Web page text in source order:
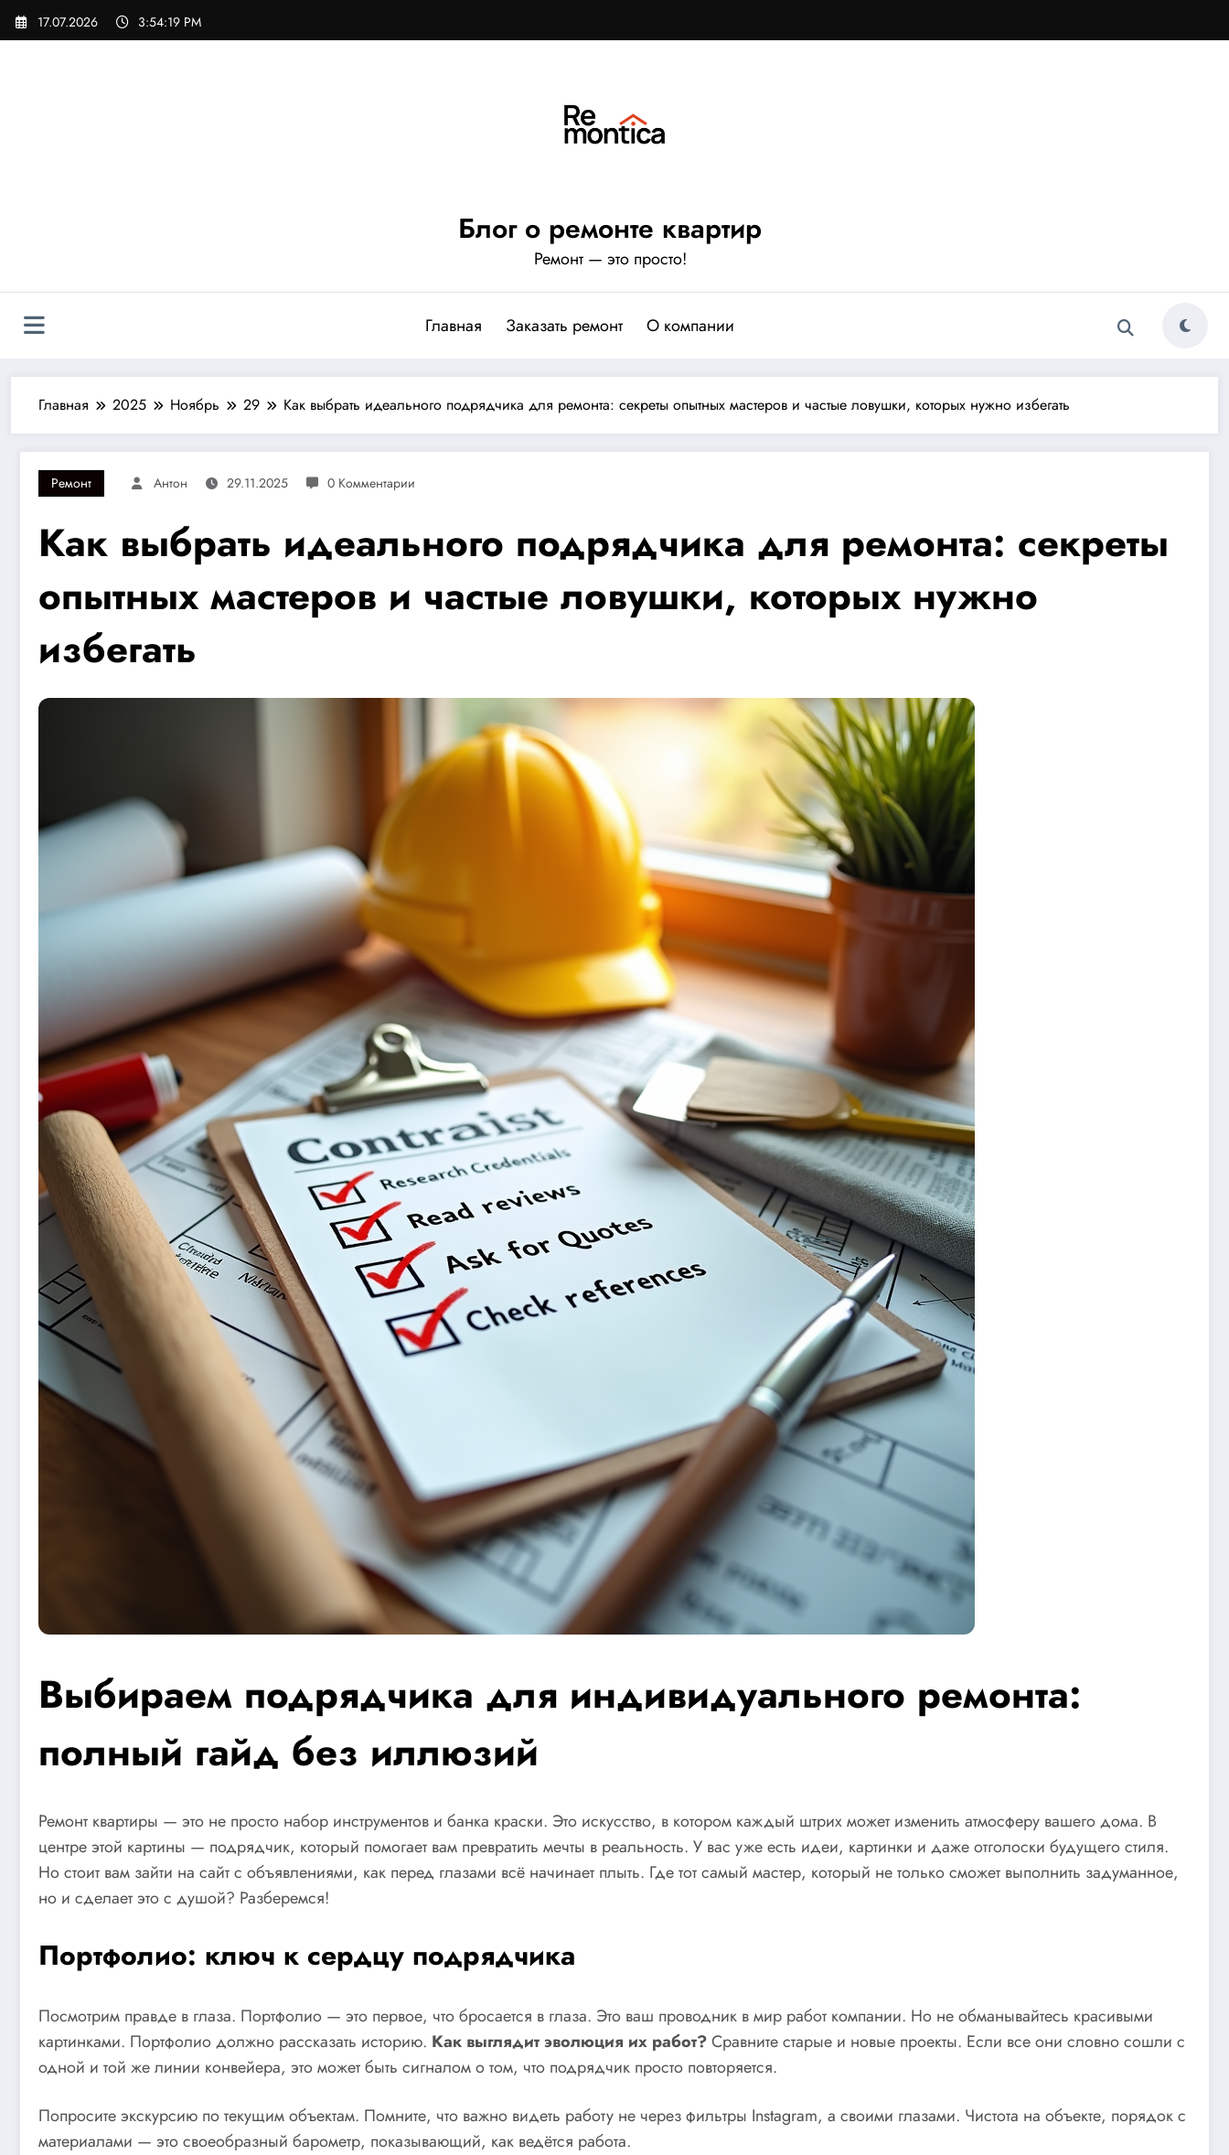
Перейти
17.07.2026 3:54:20 PM
Блог о ремонте квартир
Ремонт — это просто!
Главная Заказать ремонт О компании
Главная 2025 Ноябрь 29 Как выбрать идеального подрядчика для ремонта: секреты опытных мастеров и частые ловушки, которых нужно избегать
Ремонт Антон 29.11.2025 0 Комментарии
Как выбрать идеального подрядчика для ремонта: секреты
опытных мастеров и частые ловушки, которых нужно
избегать
Выбираем подрядчика для индивидуального ремонта:
полный гайд без иллюзий
Ремонт квартиры — это не просто набор инструментов и банка краски. Это искусство, в котором каждый штрих может изменить атмосферу вашего дома. В
центре этой картины — подрядчик, который помогает вам превратить мечты в реальность. У вас уже есть идеи, картинки и даже отголоски будущего стиля.
Но стоит вам зайти на сайт с объявлениями, как перед глазами всё начинает плыть. Где тот самый мастер, который не только сможет выполнить задуманное,
но и сделает это с душой? Разберемся!
Портфолио: ключ к сердцу подрядчика
Посмотрим правде в глаза. Портфолио — это первое, что бросается в глаза. Это ваш проводник в мир работ компании. Но не обманывайтесь красивыми
картинками. Портфолио должно рассказать историю. Как выглядит эволюция их работ?Сравните старые и новые проекты. Если все они словно сошли с
одной и той же линии конвейера, это может быть сигналом о том, что подрядчик просто повторяется.
Попросите экскурсию по текущим объектам. Помните, что важно видеть работу не через фильтры Instagram, а своими глазами. Чистота на объекте, порядок с
материалами — это своеобразный барометр, показывающий, как ведётся работа.